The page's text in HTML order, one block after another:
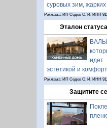
суровых зим,
Реклама: ИП Седов О. И. ИНН
Эталон
эстетикой и
Реклама: ИП Седов О. И. ИНН
Защитите